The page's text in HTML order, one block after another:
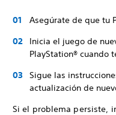
Asegúrate de que tu
Inicia el juego de
PlayStation® cuando
Sigue las
actualización de
Si el problema persiste,